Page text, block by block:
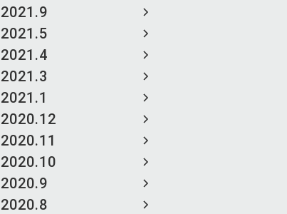
2021.9
2021.5
2021.4
2021.3
2021.1
2020.12
2020.11
2020.10
2020.9
2020.8